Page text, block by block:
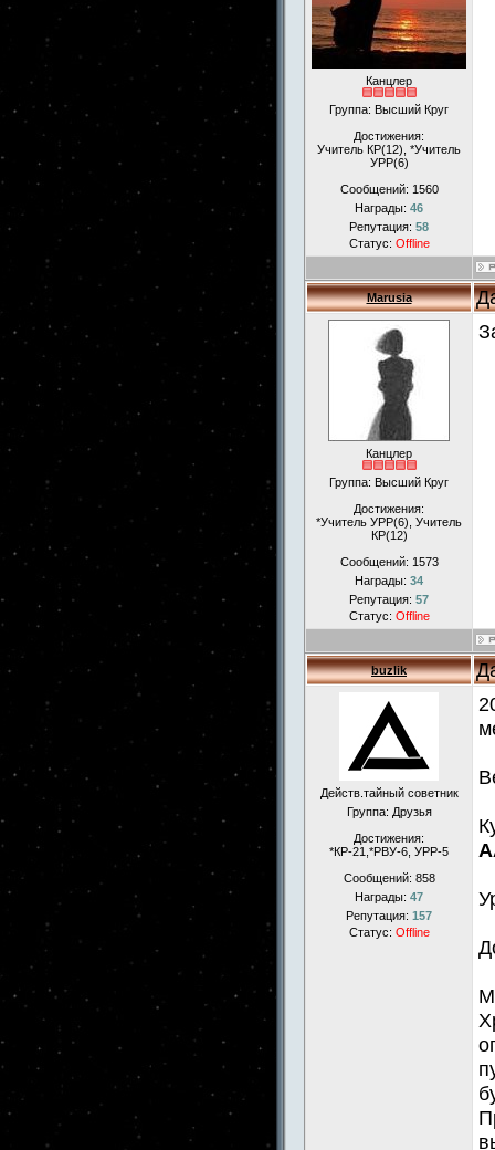
Канцлер
Группа: Высший Круг
Достижения:
Учитель КР(12), *Учитель
УРР(6)
Сообщений: 1560
Награды: 46
Репутация: 58
Статус: Offline
Marusia
Канцлер
Группа: Высший Круг
Достижения:
*Учитель УРР(6), Учитель
КР(12)
Сообщений: 1573
Награды: 34
Репутация: 57
Статус: Offline
buzlik
Действ.тайный советник
Группа: Друзья
Достижения:
*КР-21,*РВУ-6, УРР-5
Сообщений: 858
Награды: 47
Репутация: 157
Статус: Offline